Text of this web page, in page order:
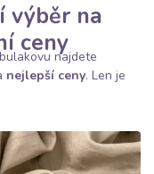
výběr na
cenynajdete
nejlepší ceny. Len je
vlastnostmi. Ať
len nebo směsi lnu
z nekonečné